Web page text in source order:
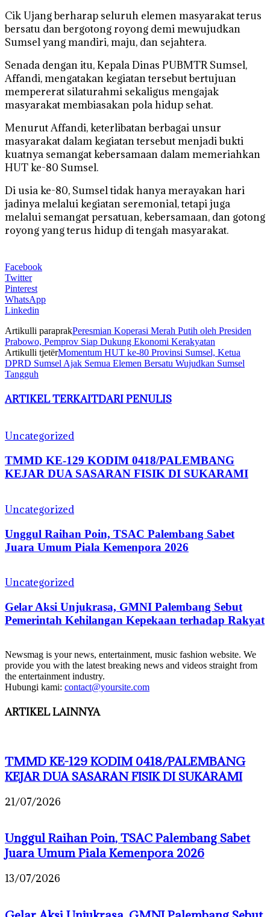
Cik Ujang berharap seluruh elemen masyarakat terus
bersatu dan bergotong royong demi mewujudkan
Sumsel yang mandiri, maju, dan sejahtera.
Senada dengan itu, Kepala Dinas PUBMTR Sumsel,
Affandi, mengatakan kegiatan tersebut bertujuan
mempererat silaturahmi sekaligus mengajak
masyarakat membiasakan pola hidup sehat.
Menurut Affandi, keterlibatan berbagai unsur
masyarakat dalam kegiatan tersebut menjadi bukti
kuatnya semangat kebersamaan dalam memeriahkan
HUT ke-80 Sumsel.
Di usia ke-80, Sumsel tidak hanya merayakan hari
jadinya melalui kegiatan seremonial, tetapi juga
melalui semangat persatuan, kebersamaan, dan gotong
royong yang terus hidup di tengah masyarakat.
Facebook
Twitter
Pinterest
WhatsApp
Linkedin
Artikulli paraprakPeresmian Koperasi Merah Putih oleh Presiden
Prabowo, Pemprov Siap Dukung Ekonomi Kerakyatan
Artikulli tjetërMomentum HUT ke-80 Provinsi Sumsel, Ketua
DPRD Sumsel Ajak Semua Elemen Bersatu Wujudkan Sumsel
Tangguh
ARTIKEL TERKAITDARI PENULIS
Uncategorized
TMMD KE-129 KODIM 0418/PALEMBANG
KEJAR DUA SASARAN FISIK DI SUKARAMI
Uncategorized
Unggul Raihan Poin, TSAC Palembang Sabet
Juara Umum Piala Kemenpora 2026
Uncategorized
Gelar Aksi Unjukrasa, GMNI Palembang Sebut
Pemerintah Kehilangan Kepekaan terhadap Rakyat
Newsmag is your news, entertainment, music fashion website. We
provide you with the latest breaking news and videos straight from
the entertainment industry.
Hubungi kami: contact@yoursite.com
ARTIKEL LAINNYA
TMMD KE-129 KODIM 0418/PALEMBANG
KEJAR DUA SASARAN FISIK DI SUKARAMI
21/07/2026
Unggul Raihan Poin, TSAC Palembang Sabet
Juara Umum Piala Kemenpora 2026
13/07/2026